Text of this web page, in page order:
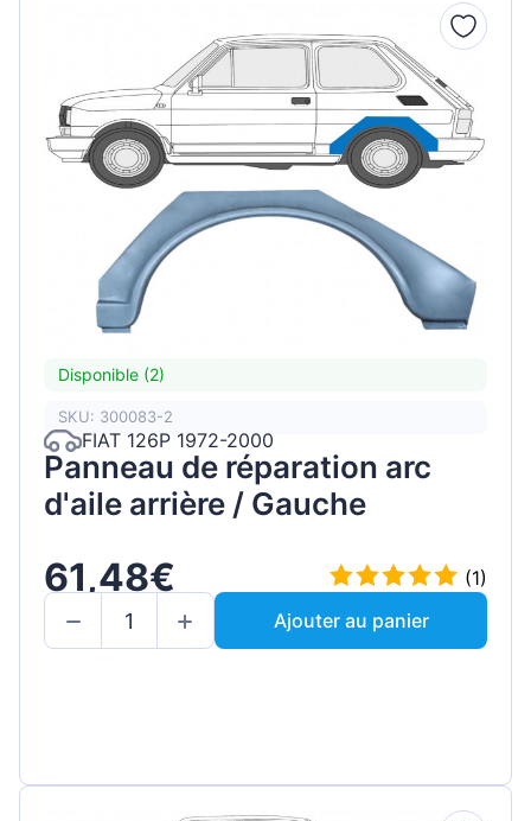
Disponible (2)
SKU: 300083-2
FIAT 126P 1972-2000
Panneau de réparation arc
d'aile arrière / Gauche
61,48€
(1)
Ajouter au panier